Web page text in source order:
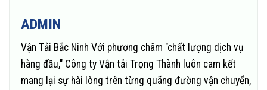
ADMIN
Vận Tải Bắc Ninh Với phương châm "chất lượng dịch vụ
hàng đầu," Công ty Vận tải Trọng Thành luôn cam kết
mang lại sự hài lòng trên từng quãng đường vận chuyển,